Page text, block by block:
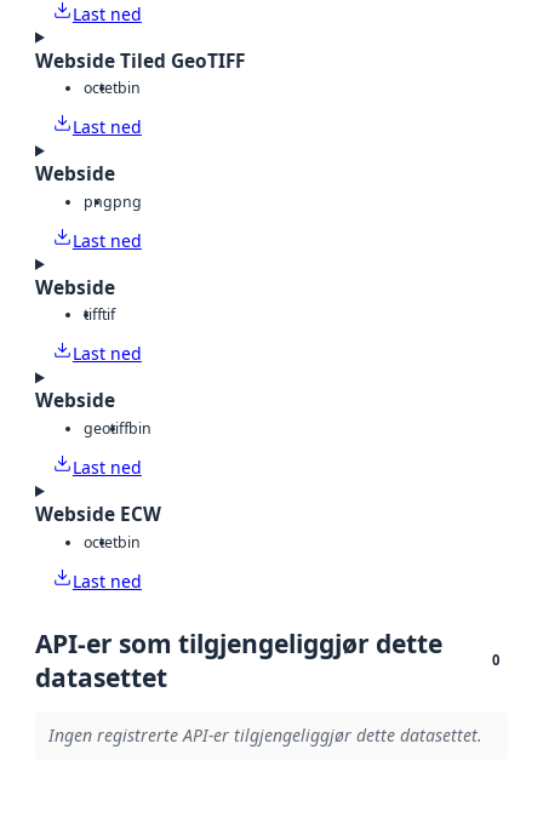
Last ned
Webside Tiled GeoTIFF
octetbin
Last ned
Webside
pngpng
Last ned
Webside
tifftif
Last ned
Webside
geotiffbin
Last ned
Webside ECW
octetbin
Last ned
API-er som tilgjengeliggjør dette
datasettet
0
Ingen registrerte API-er tilgjengeliggjør dette datasettet.